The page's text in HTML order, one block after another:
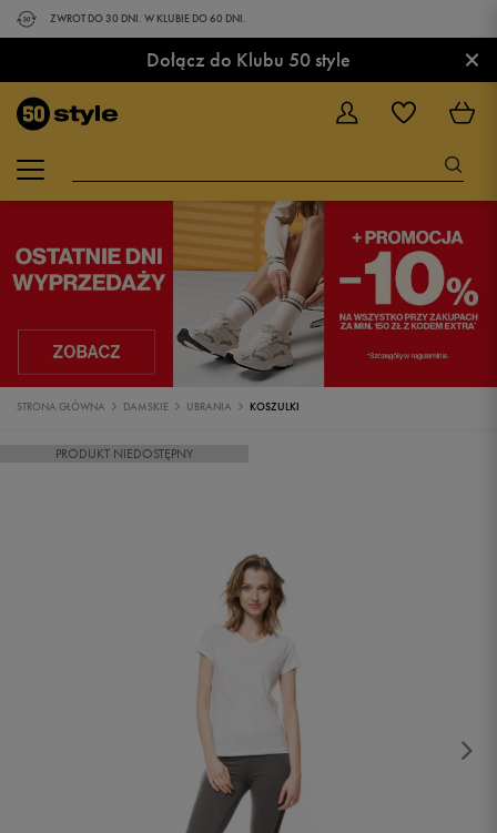
ZWROT DO 30 DNI. W KLUBIE DO 60 DNI.
Dołącz do Klubu 50 style ×
STRONA GŁÓWNA DAMSKIE UBRANIA KOSZULKI
PRODUKT NIEDOSTĘPNY